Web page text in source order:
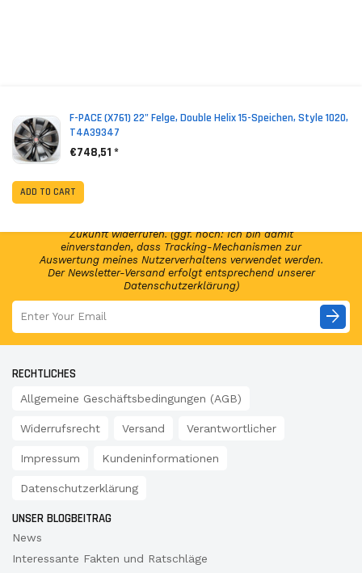
F-PACE (X761) 22" Felge, Double Helix 15-Speichen, Style 1020,
T4A39347
€748,51 *
ADD TO CART
Abonniere jetzt unseren Newsletter und erhalte per E-
Mail regelmäßig Infos regelmäßig Infos und exklusive
Angebote von GSP24 Germany. Diese Einwilligung zur
Zukunft widerrufen. (ggf. noch: Ich bin damit
einverstanden, dass Tracking-Mechanismen zur
Auswertung meines Nutzerverhaltens verwendet werden.
Der Newsletter-Versand erfolgt entsprechend unserer
Datenschutzerklärung)
arrow_forward
RECHTLICHES
Allgemeine Geschäftsbedingungen (AGB)
Widerrufsrecht Versand Verantwortlicher
Impressum Kundeninformationen
Datenschutzerklärung
UNSER BLOGBEITRAG
News
Interessante Fakten und Ratschläge